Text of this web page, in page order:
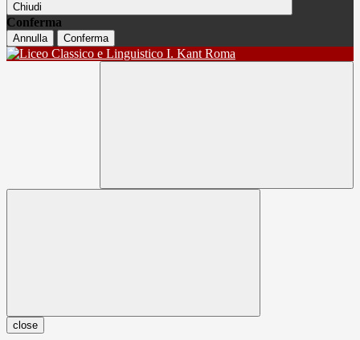
Chiudi
Conferma
Annulla Conferma
close